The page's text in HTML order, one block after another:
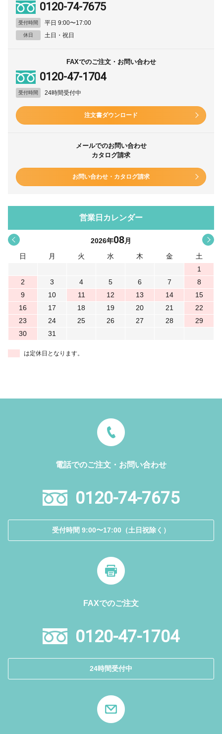
0120-74-7675
受付時間 平日 9:00〜17:00
休日 土日・祝日
FAXでのご注文・お問い合わせ
0120-47-1704
受付時間 24時間受付中
注文書ダウンロード
メールでのお問い合わせ
カタログ請求
お問い合わせ・カタログ請求
営業日カレンダー
< 2026年08月
日
月 火 水 木 金
土
1
2
3 4 5 6 7
8
9
10 11 12 13 14
15
16
17 18 19 20 21
22
23
24 25 26 27 28
29
30
31
は定休日となります。
電話でのご注文・お問い合わせ
0120-74-7675
受付時間 9:00〜17:00（土日祝除く）
FAXでのご注文
0120-47-1704
24時間受付中